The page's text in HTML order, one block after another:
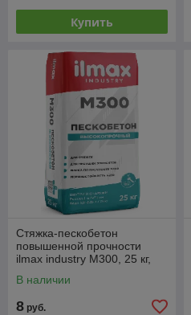
Купить
Стяжка-пескобетон
повышенной прочности
ilmax industry М300, 25 кг,
В наличии
8 руб.